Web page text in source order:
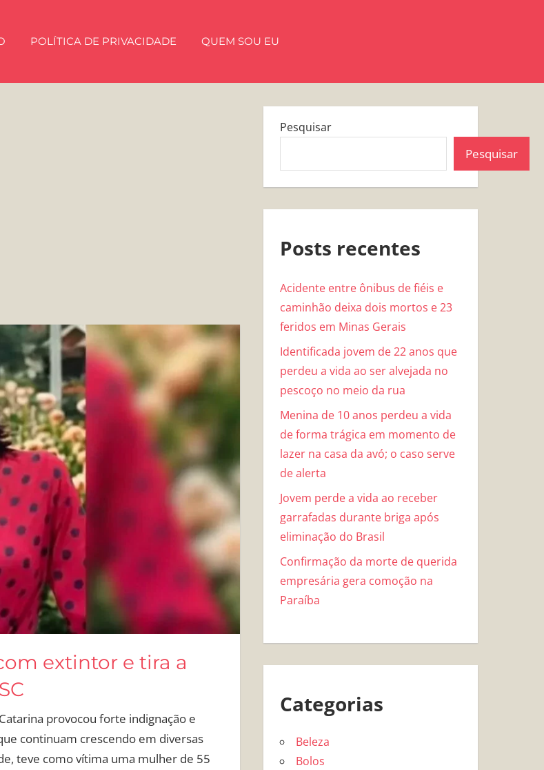
POLÍTICA DE PRIVACIDADE QUEM SOU EU
extintor e tira a
provocou forte indignação e
continuam crescendo em diversas
teve como vítima uma mulher de 55
Pesquisar
Pesquisar
Posts recentes
Acidente entre ônibus de fiéis e
caminhão deixa dois mortos e 23
feridos em Minas Gerais
Identificada jovem de 22 anos que
perdeu a vida ao ser alvejada no
pescoço no meio da rua
Menina de 10 anos perdeu a vida
de forma trágica em momento de
lazer na casa da avó; o caso serve
de alerta
Jovem perde a vida ao receber
garrafadas durante briga após
eliminação do Brasil
Confirmação da morte de querida
empresária gera comoção na
Paraíba
Categorias
Beleza
Bolos